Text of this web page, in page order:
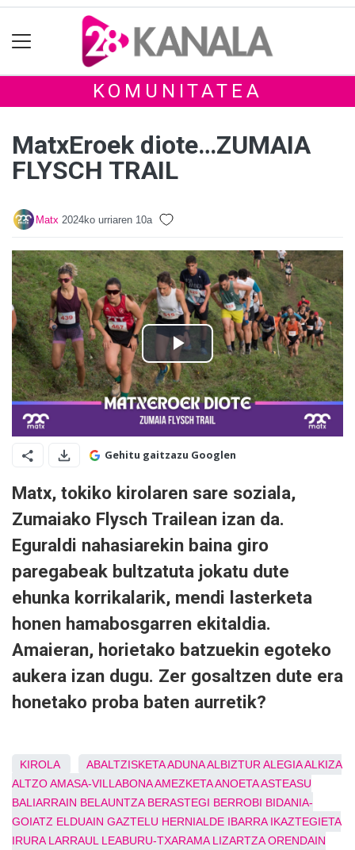
KOMUNITATEA
MatxEroek diote…ZUMAIA
FLYSCH TRAIL
Matx 2024ko urriaren 10a
Gehitu gaitzazu Googlen
Matx, tokiko kirolaren sare soziala,
Zumaiako Flysch Trailean izan da.
Eguraldi nahasiarekin baina giro
paregabeak bultzatuta jokatu dute
ehunka korrikalarik, mendi lasterketa
honen hamabosgarren ekitaldia.
Amaieran, horietako batzuekin egoteko
aukera izan dugu. Zer gosaltzen dute era
honetako proba baten aurretik?
KIROLA ABALTZISKETAADUNAALBIZTUR ALEGIAALKIZA
ALTZOAMASA-VILLABONAAMEZKETAANOETAASTEASU
BALIARRAIN BELAUNTZA BERASTEGI BERROBI BIDANIA-
GOIATZ ELDUAIN GAZTELU HERNIALDE IBARRA IKAZTEGIETA
IRURA LARRAUL LEABURU-TXARAMA LIZARTZA ORENDAIN